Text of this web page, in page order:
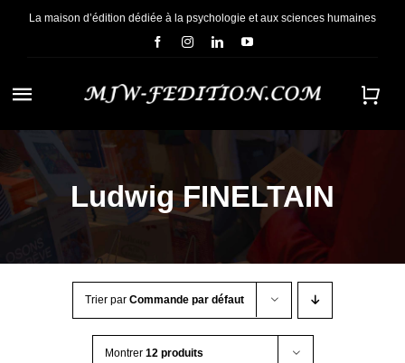
PasserLa maison d’édition dédiée à la psychologie et aux sciences humaines
Navigation
à
bascule
ACCUEIL
NOUS CONNAÎTRE
CONTACT
Ludwig FINELTAIN
Trier par Commande par défaut
Montrer 12 produits